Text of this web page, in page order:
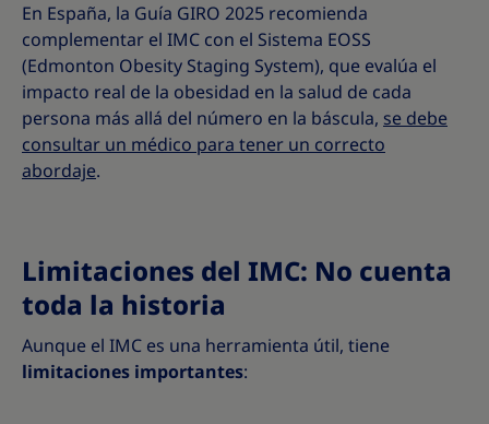
En España, la Guía GIRO 2025 recomienda
complementar el IMC con el Sistema EOSS
(Edmonton Obesity Staging System), que evalúa el
impacto real de la obesidad en la salud de cada
persona más allá del número en la báscula, se debe
consultar un médico para tener un correcto
abordaje.
Limitaciones del IMC: No cuenta
toda la historia
Aunque el IMC es una herramienta útil, tiene
limitaciones importantes: